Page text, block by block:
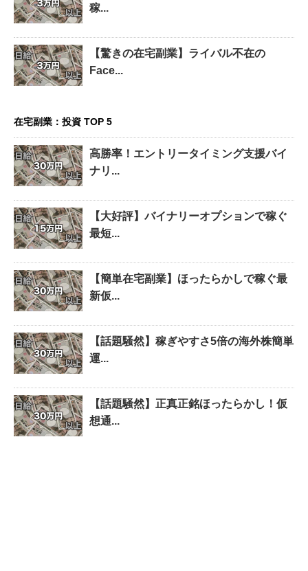
稼...
【驚きの在宅副業】ライバル不在の
Face...
在宅副業：投資 TOP 5
高勝率！エントリータイミング支援バイ
ナリ...
【大好評】バイナリーオプションで稼ぐ
最短...
【簡単在宅副業】ほったらかしで稼ぐ最
新仮...
【話題騒然】稼ぎやすさ5倍の海外株簡単
運...
【話題騒然】正真正銘ほったらかし！仮
想通...